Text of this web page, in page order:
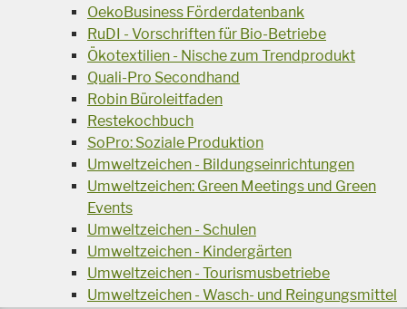
OekoBusiness Förderdatenbank
RuDI - Vorschriften für Bio-Betriebe
Ökotextilien - Nische zum Trendprodukt
Quali-Pro Secondhand
Robin Büroleitfaden
Restekochbuch
SoPro: Soziale Produktion
Umweltzeichen - Bildungseinrichtungen
Umweltzeichen: Green Meetings und Green
Events
Umweltzeichen - Schulen
Umweltzeichen - Kindergärten
Umweltzeichen - Tourismusbetriebe
Umweltzeichen - Wasch- und Reingungsmittel